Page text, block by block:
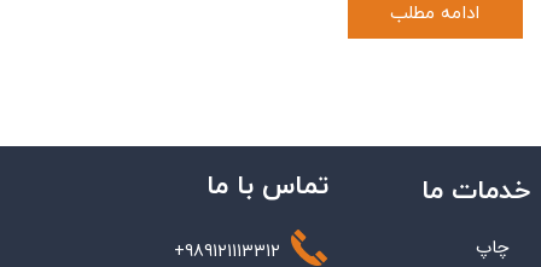
ادامه مطلب
تماس با ما
+989121113312
خدمات ما
چاپ